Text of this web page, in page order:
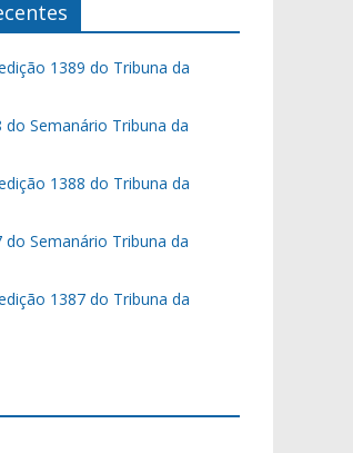
1389 do Tribuna da
do Semanário Tribuna da
1388 do Tribuna da
do Semanário Tribuna da
1387 do Tribuna da